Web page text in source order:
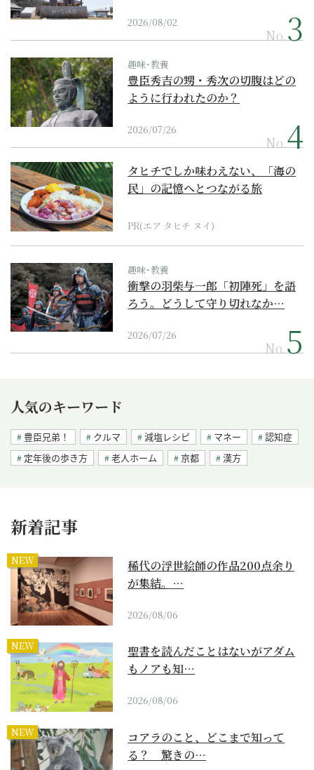
2026/08/02
No.
趣味･教養
豊臣秀吉の甥・秀次の切腹はどの
ように行われたのか？
2026/07/26
No.
タヒチでしか味わえない、「海の
民」の記憶へとつながる旅
PR(エア タヒチ ヌイ)
趣味･教養
衝撃の羽柴与一郎「初陣死」を語
ろう。どうして守り切れなか…
2026/07/26
No.
人気のキーワード
豊臣兄弟！ クルマ 減塩レシピ マネー
認知症
定年後の歩き方
老人ホーム 京都 漢方
新着記事
NEW
稀代の浮世絵師の作品200点余り
が集結。…
2026/08/06
NEW
聖書を読んだことはないがアダム
もノアも知…
2026/08/06
NEW
コアラのこと、どこまで知って
る？ 驚きの…